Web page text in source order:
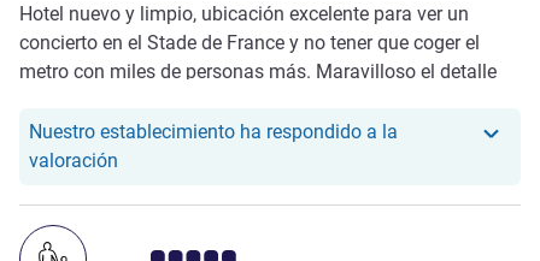
Hotel nuevo y limpio, ubicación excelente para ver un
concierto en el Stade de France y no tener que coger el
metro con miles de personas más. Maravilloso el detalle
nuestra llegada, así como su música sonando en la
recepción!
Nuestro establecimiento ha respondido a la
valoración